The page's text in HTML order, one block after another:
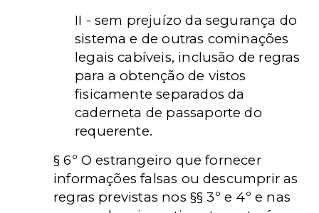
II - sem prejuízo da segurança do
sistema e de outras cominações
legais cabíveis, inclusão de regras
para a obtenção de vistos
fisicamente separados da
caderneta de passaporte do
requerente.
§ 6º O estrangeiro que fornecer
informações falsas ou descumprir as
regras previstas nos §§ 3º e 4º e nas